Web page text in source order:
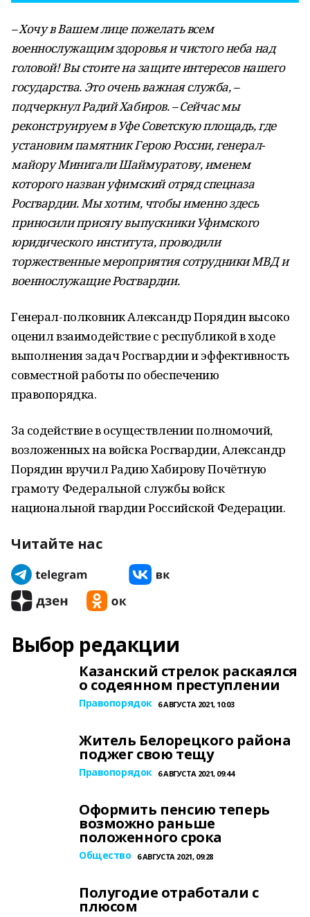
– Хочу в Вашем лице пожелать всем
военнослужащим здоровья и чистого неба над
головой! Вы стоите на защите интересов нашего
государства. Это очень важная служба, –
подчеркнул Радий Хабиров. – Сейчас мы
реконструируем в Уфе Советскую площадь, где
установим памятник Герою России, генерал-
майору Минигали Шаймуратову, именем
которого назван уфимский отряд спецназа
Росгвардии. Мы хотим, чтобы именно здесь
приносили присягу выпускники Уфимского
юридического института, проводили
торжественные мероприятия сотрудники МВД и
военнослужащие Росгвардии.
Генерал-полковник Александр Порядин высоко
оценил взаимодействие с республикой в ходе
выполнения задач Росгвардии и эффективность
совместной работы по обеспечению
правопорядка.
За содействие в осуществлении полномочий,
возложенных на войска Росгвардии, Александр
Порядин вручил Радию Хабирову Почётную
грамоту Федеральной службы войск
национальной гвардии Российской Федерации.
Читайте нас
Выбор редакции
Казанский стрелок раскаялся
о содеянном преступлении
Правопорядок 6 АВГУСТА 2021, 10:03
Житель Белорецкого района
поджег свою тещу
Правопорядок 6 АВГУСТА 2021, 09:44
Оформить пенсию теперь
возможно раньше
положенного срока
Общество 6 АВГУСТА 2021, 09:28
Полугодие отработали с
плюсом